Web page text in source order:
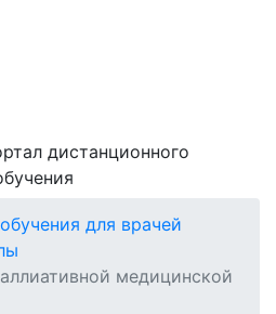
дистанционного
для врачей
медицинской